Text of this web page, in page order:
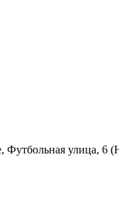
Футбольная улица,